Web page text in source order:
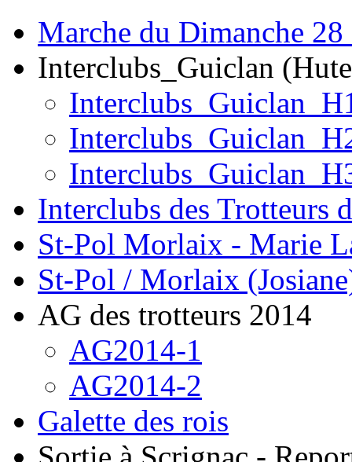
Marche du Dimanche 28
Interclubs_Guiclan
Interclubs des Trotteurs
St-Pol Morlaix - Marie
St-Pol / Morlaix
AG des trotteurs 2014
AG2014-1
AG2014-2
Galette des rois